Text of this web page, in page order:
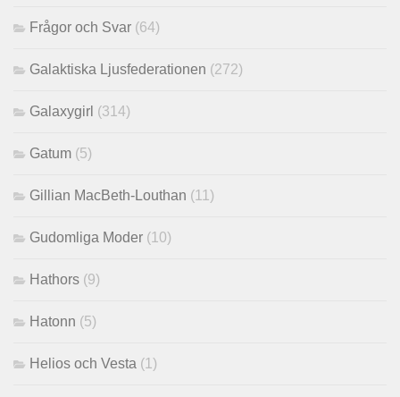
Frågor och Svar (64)
Galaktiska Ljusfederationen (272)
Galaxygirl (314)
Gatum (5)
Gillian MacBeth-Louthan (11)
Gudomliga Moder (10)
Hathors (9)
Hatonn (5)
Helios och Vesta (1)